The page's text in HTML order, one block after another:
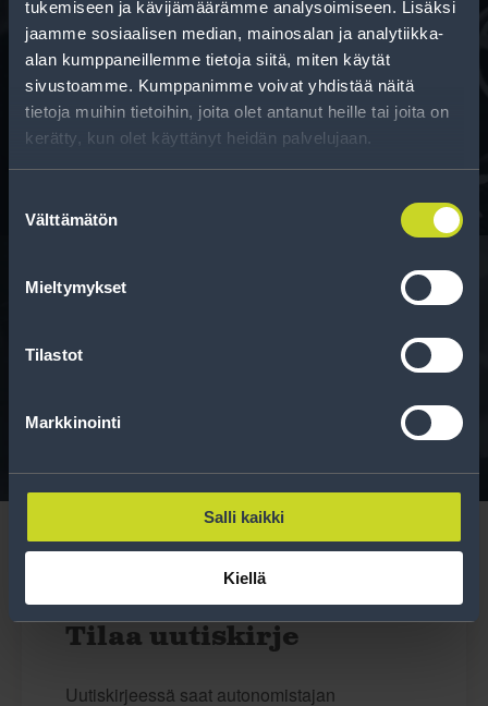
tukemiseen ja kävijämäärämme analysoimiseen. Lisäksi
jaamme sosiaalisen median, mainosalan ja analytiikka-
alan kumppaneillemme tietoja siitä, miten käytät
sivustoamme. Kumppanimme voivat yhdistää näitä
tietoja muihin tietoihin, joita olet antanut heille tai joita on
kerätty, kun olet käyttänyt heidän palvelujaan.
valinta
Välttämätön
Mieltymykset
Tilastot
Markkinointi
Salli kaikki
Kiellä
Rahoitus
Tee ostoksesi RengasCenter-tilillä. Saat
maksuaikaa renkaillesi.
Tavallisen ihmisen tietoa merkinnöistä, renkaista ja
Tilaa uutiskirje
Uutiskirjeessä saat autonomistajan